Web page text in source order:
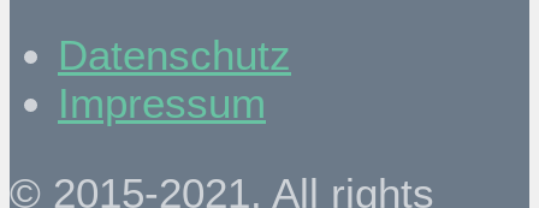
Datenschutz
Impressum
© 2015-2021. All rights